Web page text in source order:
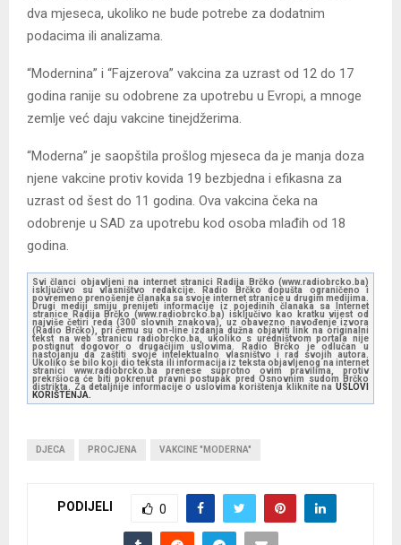
dva mjeseca, ukoliko ne bude potrebe za dodatnim
podacima ili analizama.
“Modernina” i “Fajzerova” vakcina za uzrast od 12 do 17
godina ranije su odobrene za upotrebu u Evropi, a mnoge
zemlje već daju vakcine tinejdžerima.
“Moderna” je saopštila prošlog mjeseca da je manja doza
njene vakcine protiv kovida 19 bezbjedna i efikasna za
uzrast od šest do 11 godina. Ova vakcina čeka na
odobrenje u SAD za upotrebu kod osoba mlađih od 18
godina.
Svi članci objavljeni na internet stranici Radija Brčko (www.radiobrcko.ba)
isključivo su vlasništvo redakcije. Radio Brčko dopušta ograničeno i
povremeno prenošenje članaka sa svoje internet stranice u drugim medijima.
Drugi mediji smiju prenijeti informacije iz pojedinih članaka sa Internet
stranice Radija Brčko (www.radiobrcko.ba) isključivo kao kratku vijest od
najviše četiri reda (300 slovnih znakova), uz obavezno navođenje izvora
(Radio Brčko), pri čemu su on-line izdanja dužna objaviti link na originalni
tekst na web stranicu radiobrcko.ba, ukoliko s uredništvom portala nije
postignut dogovor o drugačijim uslovima. Radio Brčko je odlučan u
nastojanju da zaštiti svoje intelektualno vlasništvo i rad svojih autora.
Ukoliko se bilo koji dio teksta ili informacija iz teksta objavljenog na internet
stranici www.radiobrcko.ba prenese suprotno ovim pravilima, protiv
prekršioca će biti pokrenut pravni postupak pred Osnovnim sudom Brčko
distrikta. Za detaljnije informacije o uslovima korištenja kliknite na USLOVI
KORIŠTENJA.
DJECA PROCJENA VAKCINE "MODERNA"
PODIJELI 0